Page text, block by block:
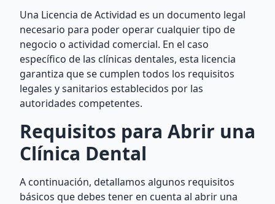
Una Licencia de Actividad es un documento legal
necesario para poder operar cualquier tipo de
negocio o actividad comercial. En el caso
específico de las clínicas dentales, esta licencia
garantiza que se cumplen todos los requisitos
legales y sanitarios establecidos por las
autoridades competentes.
Requisitos para Abrir una
Clínica Dental
A continuación, detallamos algunos requisitos
básicos que debes tener en cuenta al abrir una